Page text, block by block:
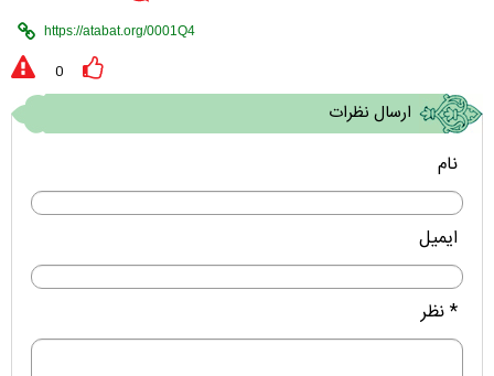
0
ارسال نظرات
نام
ایمیل
* نظر